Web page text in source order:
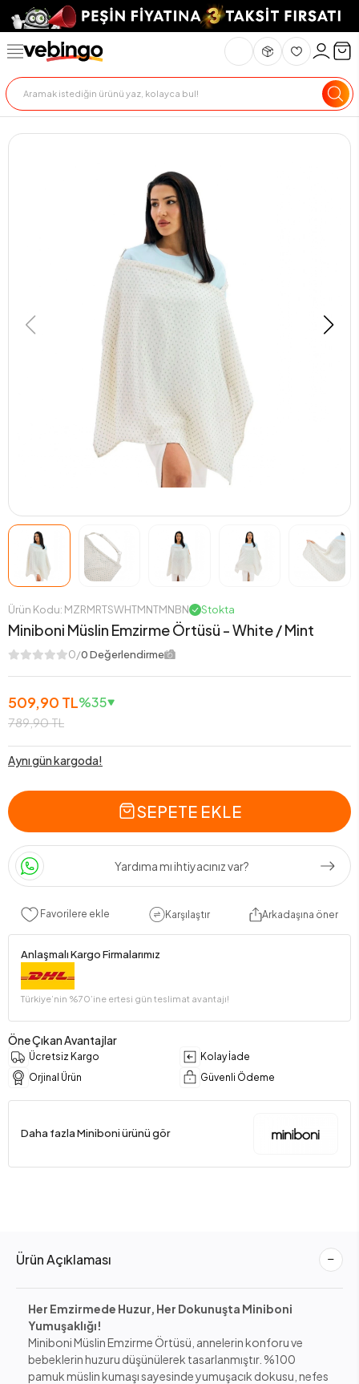
Ürün Kodu: MZRMRTSWHTMNTMNBN Stokta
Miniboni Müslin Emzirme Örtüsü - White / Mint
0/0 Değerlendirme
509,90 TL
789,90 TL
%35
Aynı gün kargoda!
SEPETE EKLE
Yardıma mı ihtiyacınız var?
Favorilere ekle Karşılaştır Arkadaşına öner
Anlaşmalı Kargo Firmalarımız
Türkiye’nin %70’ine ertesi gün teslimat avantajı!
Öne Çıkan Avantajlar
Ücretsiz Kargo
Kolay İade
Orjinal Ürün
Güvenli Ödeme
Daha fazla Miniboni ürünü gör
Genel Bakış Ürün Açıklaması Teknik Özellikler Teslimat Ve İade
Ürün Açıklaması
Her Emzirmede Huzur, Her Dokunuşta Miniboni
Yumuşaklığı!
Miniboni Müslin Emzirme Örtüsü, annelerin konforu ve
bebeklerin huzuru düşünülerek tasarlanmıştır. %100
pamuk müslin kumaşı sayesinde yumuşacık dokusu, nefes